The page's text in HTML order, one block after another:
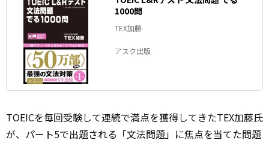
1000問
TEX加藤
アスク出版
TOEICを毎回受験して連続で満点を獲得してきたTEX加藤氏
が、パート5で出題される「文法問題」に焦点を当てた問題